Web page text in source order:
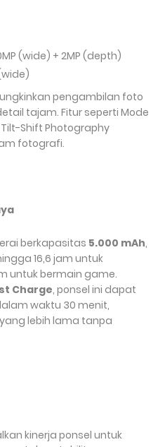
(wide) + 2MP (depth)
pengambilan foto
tajam. Fitur seperti Mode
Shift Photography
fotografi.
berkapasitas 5.000 mAh,
16,6 jam untuk
untuk bermain game.
Charge, ponsel ini dapat
waktu 30 menit,
lebih lama tanpa
kinerja ponsel untuk